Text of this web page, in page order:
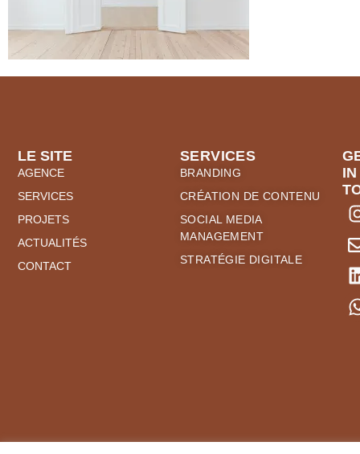
SERVICES
BRANDING
CRÉATION DE CONTENU
SOCIAL MEDIA
MANAGEMENT
STRATÉGIE DIGITALE
LE SITE
AGENCE
SERVICES
PROJETS
ACTUALITÉS
CONTACT
IN